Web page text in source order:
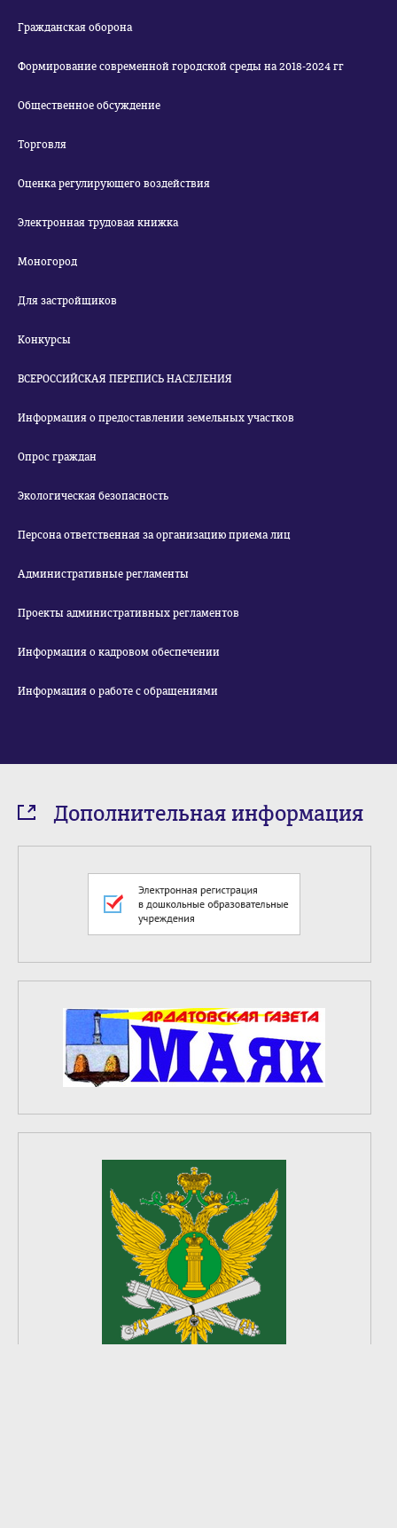
Гражданская оборона
Формирование современной городской среды на 2018-2024 гг
Общественное обсуждение
Торговля
Оценка регулирующего воздействия
Электронная трудовая книжка
Моногород
Для застройщиков
Конкурсы
ВСЕРОССИЙСКАЯ ПЕРЕПИСЬ НАСЕЛЕНИЯ
Информация о предоставлении земельных участков
Опрос граждан
Экологическая безопасность
Персона ответственная за организацию приема лиц
Административные регламенты
Проекты административных регламентов
Информация о кадровом обеспечении
Информация о работе с обращениями
Дополнительная информация